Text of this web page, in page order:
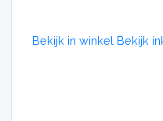
Bekijk in winkel Bekijk